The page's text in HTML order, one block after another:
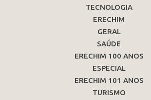
TECNOLOGIA
ERECHIM
GERAL
SAÚDE
ERECHIM 100 ANOS
ESPECIAL
ERECHIM 101 ANOS
TURISMO